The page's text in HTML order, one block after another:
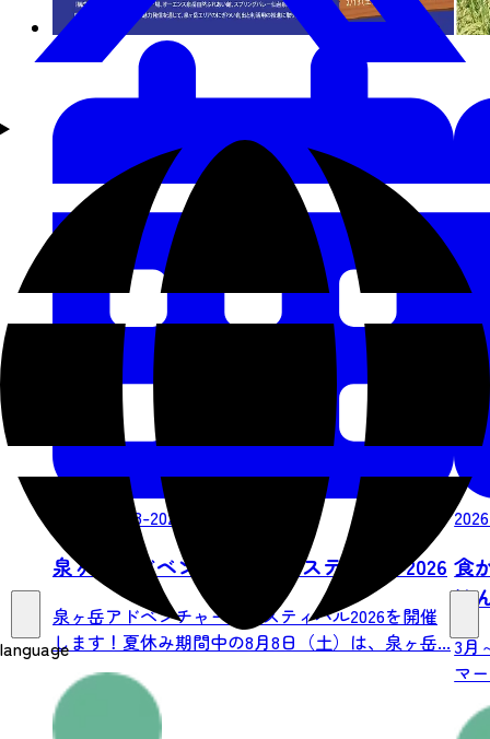
language
2026/08/08-2026/08/08
泉ヶ岳アドベンチャーフェスティバル2026
泉ヶ岳アドベンチャーフェスティバル2026を開催
します！夏休み期間中の8月8日（土）は、泉ヶ岳...
食
は
3月
マ